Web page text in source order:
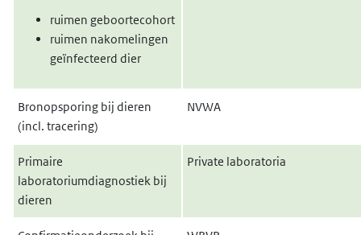
ruimen geboortecohort
ruimen nakomelingen
geïnfecteerd dier
Bronopsporing bij dieren
(incl. tracering)
NVWA
Primaire
laboratoriumdiagnostiek bij
dieren
Private laboratoria